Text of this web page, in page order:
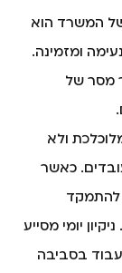
של המשרד הוא
ומזמינה.
מסר של
ולא
כאשר
להתמקד
יומי מסייע
בסביבה